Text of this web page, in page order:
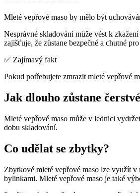
Mleté vepřové maso by mělo být
Nesprávné skladování může vést k
zajišťuje, že zůstane bezpečné a chutné
✅ Zajímavý fakt
Pokud potřebujete zmrazit mleté vepřové
Jak dlouho zůstane
Mleté vepřové maso může v lednici vydržet
dobu skladování.
Co udělat se zbytky?
Zbytkové mleté vepřové maso lze využít
bylinkami. Mleté vepřové maso je také